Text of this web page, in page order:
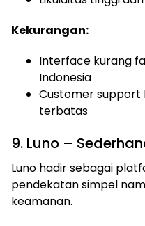
Kekurangan:
Interface kurang
Indonesia
Customer support
terbatas
9. Luno –
Luno hadir sebagai
pendekatan simpel
keamanan.